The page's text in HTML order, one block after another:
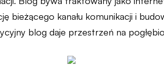
bieżącego kanału komunikacji i
blog daje przestrzeń na